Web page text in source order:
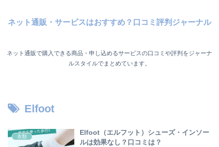
ネット通販・サービスはおすすめ？口コミ評判ジャーナル
ネット通販で購入できる商品・申し込めるサービスの口コミや評判をジャーナ
ルスタイルでまとめています。
Elfoot
衣類
Elfoot（エルフット）シューズ・インソー
ルは効果なし？口コミは？